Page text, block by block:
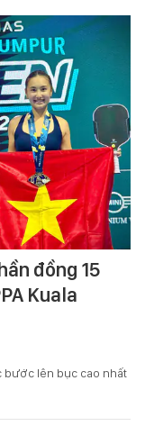
đồng 15
Kuala
bước lên bục cao nhất